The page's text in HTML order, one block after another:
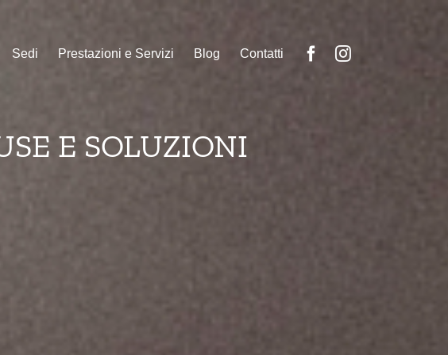
Sedi Prestazioni e Servizi Blog Contatti
E SOLUZIONI